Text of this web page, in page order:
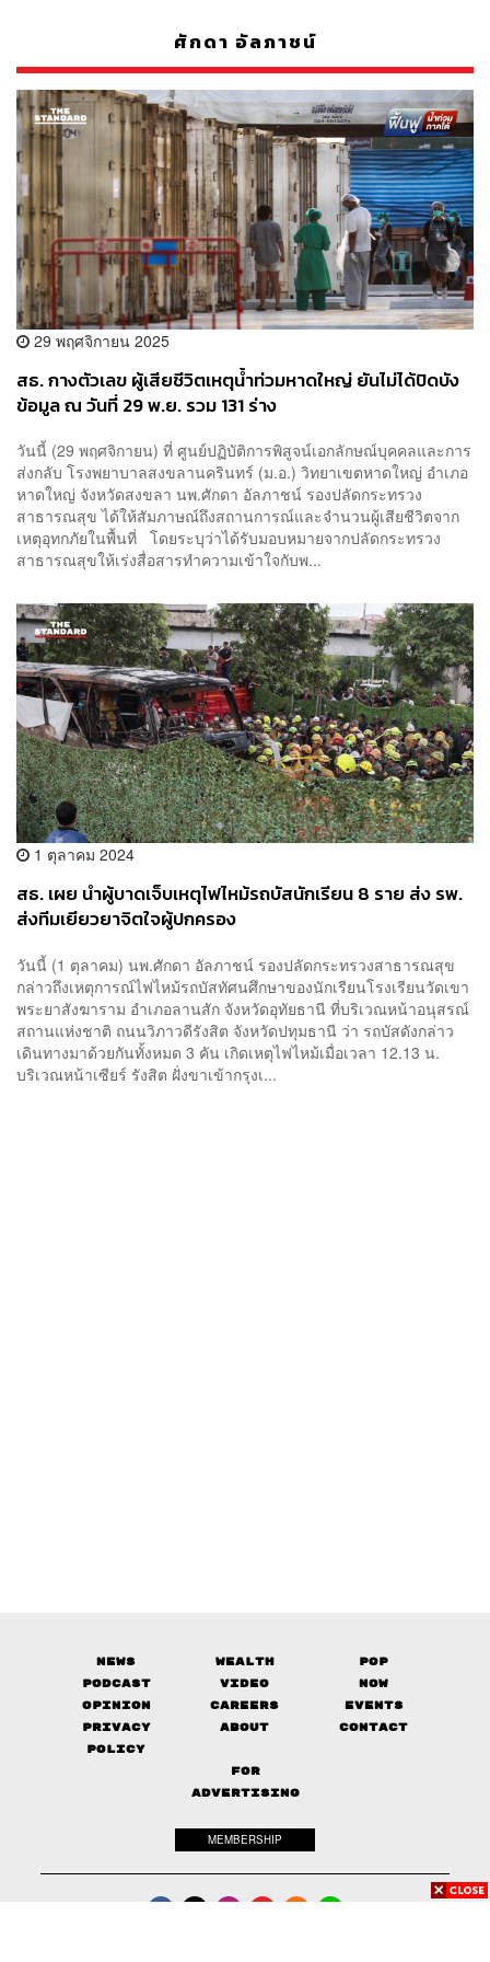
ศักดา อัลภาชน์
29 พฤศจิกายน 2025
สธ. กางตัวเลข ผู้เสียชีวิตเหตุน้ำท่วมหาดใหญ่ ยันไม่ได้ปิดบัง
ข้อมูล ณ วันที่ 29 พ.ย. รวม 131 ร่าง
วันนี้ (29 พฤศจิกายน) ​ที่ ศูนย์ปฏิบัติการพิสูจน์เอกลักษณ์บุคคลและการ
ส่งกลับ โรงพยาบาลสงขลานครินทร์ (ม.อ.) วิทยาเขตหาดใหญ่ อำเภอ
หาดใหญ่ จังหวัดสงขลา นพ.ศักดา อัลภาชน์ รองปลัดกระทรวง
สาธารณสุข ได้ให้สัมภาษณ์ถึงสถานการณ์และจำนวนผู้เสียชีวิตจาก
เหตุอุทกภัยในพื้นที่ โดยระบุว่าได้รับมอบหมายจากปลัดกระทรวง
สาธารณสุขให้เร่งสื่อสารทำความเข้าใจกับพ...
1 ตุลาคม 2024
สธ. เผย นำผู้บาดเจ็บเหตุไฟไหม้รถบัสนักเรียน 8 ราย ส่ง รพ.
ส่งทีมเยียวยาจิตใจผู้ปกครอง
วันนี้ (1 ตุลาคม) นพ.ศักดา อัลภาชน์ รองปลัดกระทรวงสาธารณสุข
กล่าวถึงเหตุการณ์ไฟไหม้รถบัสทัศนศึกษาของนักเรียนโรงเรียนวัดเขา
พระยาสังฆาราม อำเภอลานสัก จังหวัดอุทัยธานี ที่บริเวณหน้าอนุสรณ์
สถานแห่งชาติ ถนนวิภาวดีรังสิต จังหวัดปทุมธานี ว่า รถบัสดังกล่าว
เดินทางมาด้วยกันทั้งหมด 3 คัน เกิดเหตุไฟไหม้เมื่อเวลา 12.13 น.
บริเวณหน้าเซียร์ รังสิต ฝั่งขาเข้ากรุงเ...
News Wealth
Pop
Podcast
Video
Now
Opinion
Careers
Events
Privacy
Policy
About Contact
FOR
ADVERTISING
MEMBERSHIP